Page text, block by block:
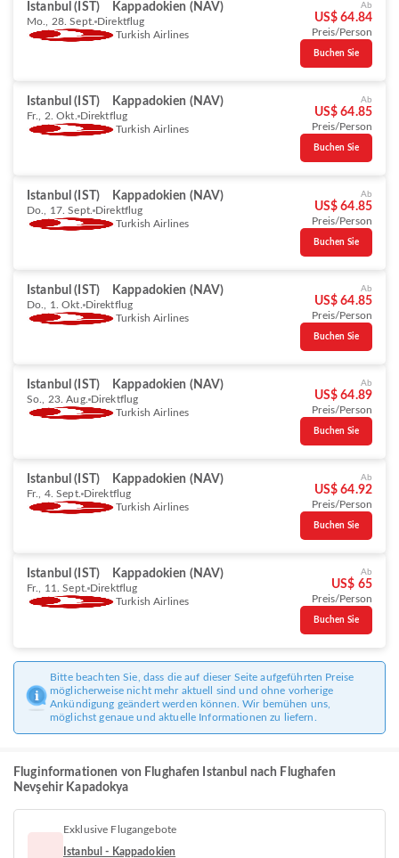
Istanbul (IST) Kappadokien (NAV)
Mo., 28. Sept. Direktflug
Turkish Airlines
Ab
US$ 64.84
Preis/Person
Buchen Sie
Istanbul (IST) Kappadokien (NAV)
Fr., 2. Okt. Direktflug
Turkish Airlines
Ab
US$ 64.85
Preis/Person
Buchen Sie
Istanbul (IST) Kappadokien (NAV)
Do., 17. Sept. Direktflug
Turkish Airlines
Ab
US$ 64.85
Preis/Person
Buchen Sie
Istanbul (IST) Kappadokien (NAV)
Do., 1. Okt. Direktflug
Turkish Airlines
Ab
US$ 64.85
Preis/Person
Buchen Sie
Istanbul (IST) Kappadokien (NAV)
So., 23. Aug. Direktflug
Turkish Airlines
Ab
US$ 64.89
Preis/Person
Buchen Sie
Istanbul (IST) Kappadokien (NAV)
Fr., 4. Sept. Direktflug
Turkish Airlines
Ab
US$ 64.92
Preis/Person
Buchen Sie
Istanbul (IST) Kappadokien (NAV)
Fr., 11. Sept. Direktflug
Turkish Airlines
Ab
US$ 65
Preis/Person
Buchen Sie
Bitte beachten Sie, dass die auf dieser Seite aufgeführten Preise
möglicherweise nicht mehr aktuell sind und ohne vorherige
Ankündigung geändert werden können. Wir bemühen uns,
möglichst genaue und aktuelle Informationen zu liefern.
Fluginformationen von Flughafen Istanbul nach Flughafen
Nevşehir Kapadokya
Exklusive Flugangebote
Istanbul - Kappadokien